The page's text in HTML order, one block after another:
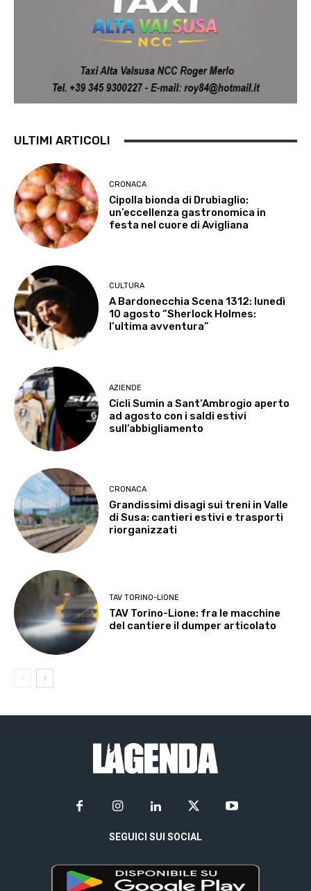
ULTIMI ARTICOLI
CRONACA
Cipolla bionda di Drubiaglio:
un’eccellenza gastronomica in
festa nel cuore di Avigliana
CULTURA
A Bardonecchia Scena 1312: lunedì
10 agosto “Sherlock Holmes:
l’ultima avventura”
AZIENDE
Cicli Sumin a Sant’Ambrogio aperto
ad agosto con i saldi estivi
sull’abbigliamento
CRONACA
Grandissimi disagi sui treni in Valle
di Susa: cantieri estivi e trasporti
riorganizzati
TAV TORINO-LIONE
TAV Torino-Lione: fra le macchine
del cantiere il dumper articolato
SEGUICI SUI SOCIAL